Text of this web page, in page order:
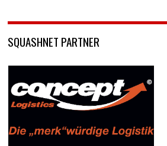
SQUASHNET PARTNER